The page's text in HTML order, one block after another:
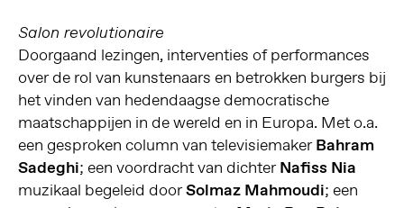
Salon revolutionaire
Doorgaand lezingen, interventies of performances
over de rol van kunstenaars en betrokken burgers bij
het vinden van hedendaagse democratische
maatschappijen in de wereld en in Europa. Met o.a.
een gesproken column van televisiemakerBahram
Sadeghi; een voordracht van dichterNafiss Nia
muzikaal begeleid doorSolmaz Mahmoudi; een